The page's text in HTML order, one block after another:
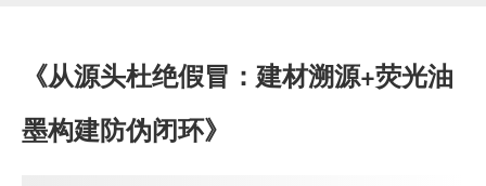
《从源头杜绝假冒：建材溯源+荧光油
墨构建防伪闭环》